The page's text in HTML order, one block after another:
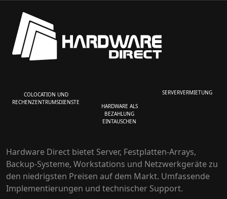
COLOCATION UND
RECHENZENTRUMSDIENSTE
HARDWARE ALS
BEZAHLUNG
EINTAUSCHEN
SERVERVERMIETUNG
Hardware Direct bietet Server, Festplatten-Arrays,
Backup-Systeme, Workstations und Netzwerkgeräte zu
den niedrigsten Preisen auf dem Markt. Umfassende
Implementierungen und technischer Support.